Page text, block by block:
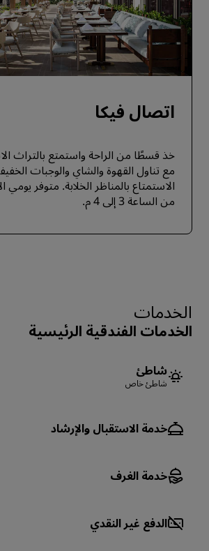
اتصال فيكا
خذ قسطًا من الراحة واستمتع بالتراث
مع تناول القهوة والشاي والوجبات
الاستمتاع بالمناظر الخلابة. متوفر يومي
من الساعة 3 إلى 4 م.
الخدمات
الخدمات الفندقية الرئيسية
شاطئ
شاطئ خاص
خدمة الاستقبال والإرشاد
خدمة الغرف
الدفع غير النقدي